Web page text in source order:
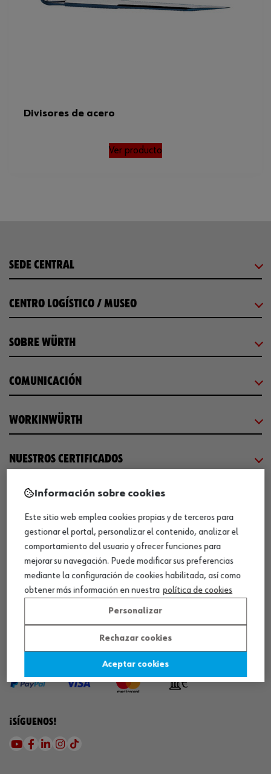
Divisores de acero
Ver producto
SEDE CENTRAL
CENTRO LOGÍSTICO / MUSEO
SOBRE WÜRTH
COMUNICACIÓN
WORKINWÜRTH
NUESTROS CERTIFICADOS
¡WÜRTH EMPRESA SOLIDARIA!
¡DESCARGA NUESTRA APP!
MÉTODOS DE PAGO
¡SÍGUENOS!
Información sobre cookies
Este sitio web emplea cookies propias y de terceros para
gestionar el portal, personalizar el contenido, analizar el
comportamiento del usuario y ofrecer funciones para
mejorar su navegación. Puede modificar sus preferencias
mediante la configuración de cookies habilitada, así como
obtener más información en nuestra política de cookies
Personalizar
Rechazar cookies
Aceptar cookies